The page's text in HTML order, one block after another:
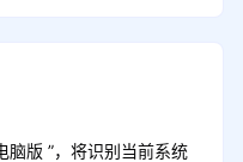
版 ”，将识别当前系统